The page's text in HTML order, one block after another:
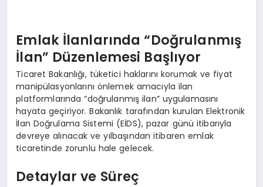
Emlak İlanlarında “Doğrulanmış
İlan” Düzenlemesi Başlıyor
Ticaret Bakanlığı, tüketici haklarını korumak ve fiyat
manipülasyonlarını önlemek amacıyla ilan
platformlarında “doğrulanmış ilan” uygulamasını
hayata geçiriyor. Bakanlık tarafından kurulan Elektronik
İlan Doğrulama Sistemi (EİDS), pazar günü itibarıyla
devreye alınacak ve yılbaşından itibaren emlak
ticaretinde zorunlu hale gelecek.
Detaylar ve Süreç